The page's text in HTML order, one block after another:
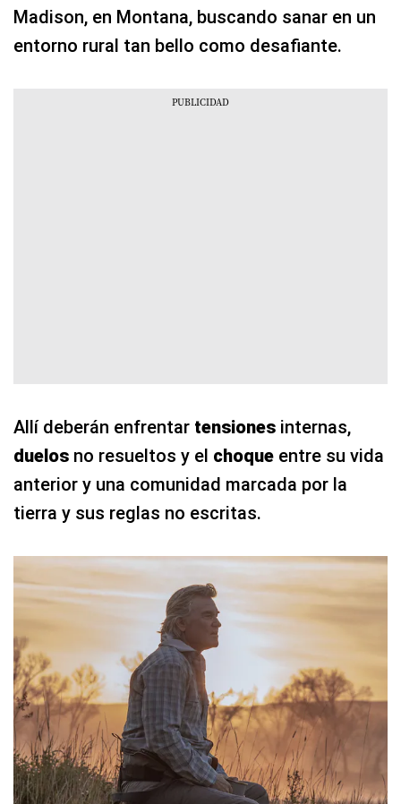
Madison, en Montana, buscando sanar en un
entorno rural tan bello como desafiante.
Allí deberán enfrentar tensiones internas,
duelos no resueltos y el choque entre su vida
anterior y una comunidad marcada por la
tierra y sus reglas no escritas.